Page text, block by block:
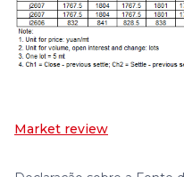
Market review